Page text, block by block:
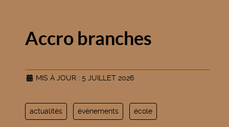
Accro branches
MIS À JOUR : 5 JUILLET 2026
actualités événements école